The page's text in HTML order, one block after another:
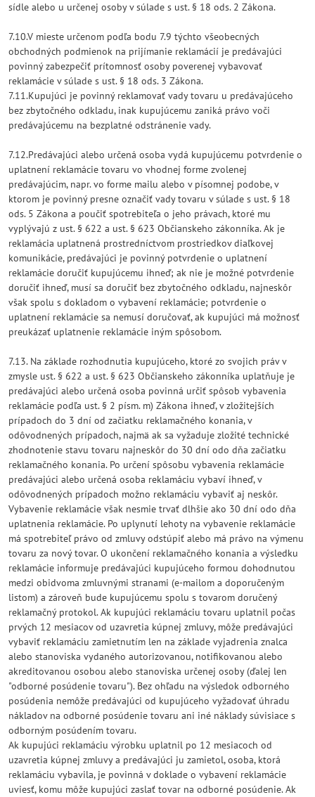
sídle alebo u určenej osoby v súlade s ust. § 18 ods. 2 Zákona.
7.10.V mieste určenom podľa bodu 7.9 týchto všeobecných
obchodných podmienok na prijímanie reklamácií je predávajúci
povinný zabezpečiť prítomnosť osoby poverenej vybavovať
reklamácie v súlade s ust. § 18 ods. 3 Zákona.
7.11.Kupujúci je povinný reklamovať vady tovaru u predávajúceho
bez zbytočného odkladu, inak kupujúcemu zaniká právo voči
predávajúcemu na bezplatné odstránenie vady.
7.12.Predávajúci alebo určená osoba vydá kupujúcemu potvrdenie o
uplatnení reklamácie tovaru vo vhodnej forme zvolenej
predávajúcim, napr. vo forme mailu alebo v písomnej podobe, v
ktorom je povinný presne označiť vady tovaru v súlade s ust. § 18
ods. 5 Zákona a poučiť spotrebiteľa o jeho právach, ktoré mu
vyplývajú z ust. § 622 a ust. § 623 Občianskeho zákonníka. Ak je
reklamácia uplatnená prostredníctvom prostriedkov diaľkovej
komunikácie, predávajúci je povinný potvrdenie o uplatnení
reklamácie doručiť kupujúcemu ihneď; ak nie je možné potvrdenie
doručiť ihneď, musí sa doručiť bez zbytočného odkladu, najneskôr
však spolu s dokladom o vybavení reklamácie; potvrdenie o
uplatnení reklamácie sa nemusí doručovať, ak kupujúci má možnosť
preukázať uplatnenie reklamácie iným spôsobom.
7.13. Na základe rozhodnutia kupujúceho, ktoré zo svojich práv v
zmysle ust. § 622 a ust. § 623 Občianskeho zákonníka uplatňuje je
predávajúci alebo určená osoba povinná určiť spôsob vybavenia
reklamácie podľa ust. § 2 písm. m) Zákona ihneď, v zložitejších
prípadoch do 3 dní od začiatku reklamačného konania, v
odôvodnených prípadoch, najmä ak sa vyžaduje zložité technické
zhodnotenie stavu tovaru najneskôr do 30 dní odo dňa začiatku
reklamačného konania. Po určení spôsobu vybavenia reklamácie
predávajúci alebo určená osoba reklamáciu vybaví ihneď, v
odôvodnených prípadoch možno reklamáciu vybaviť aj neskôr.
Vybavenie reklamácie však nesmie trvať dlhšie ako 30 dní odo dňa
uplatnenia reklamácie. Po uplynutí lehoty na vybavenie reklamácie
má spotrebiteľ právo od zmluvy odstúpiť alebo má právo na výmenu
tovaru za nový tovar. O ukončení reklamačného konania a výsledku
reklamácie informuje predávajúci kupujúceho formou dohodnutou
medzi obidvoma zmluvnými stranami (e-mailom a doporučeným
listom) a zároveň bude kupujúcemu spolu s tovarom doručený
reklamačný protokol. Ak kupujúci reklamáciu tovaru uplatnil počas
prvých 12 mesiacov od uzavretia kúpnej zmluvy, môže predávajúci
vybaviť reklamáciu zamietnutím len na základe vyjadrenia znalca
alebo stanoviska vydaného autorizovanou, notifikovanou alebo
akreditovanou osobou alebo stanoviska určenej osoby (ďalej len
"odborné posúdenie tovaru"). Bez ohľadu na výsledok odborného
posúdenia nemôže predávajúci od kupujúceho vyžadovať úhradu
nákladov na odborné posúdenie tovaru ani iné náklady súvisiace s
odborným posúdením tovaru.
Ak kupujúci reklamáciu výrobku uplatnil po 12 mesiacoch od
uzavretia kúpnej zmluvy a predávajúci ju zamietol, osoba, ktorá
reklamáciu vybavila, je povinná v doklade o vybavení reklamácie
uviesť, komu môže kupujúci zaslať tovar na odborné posúdenie. Ak